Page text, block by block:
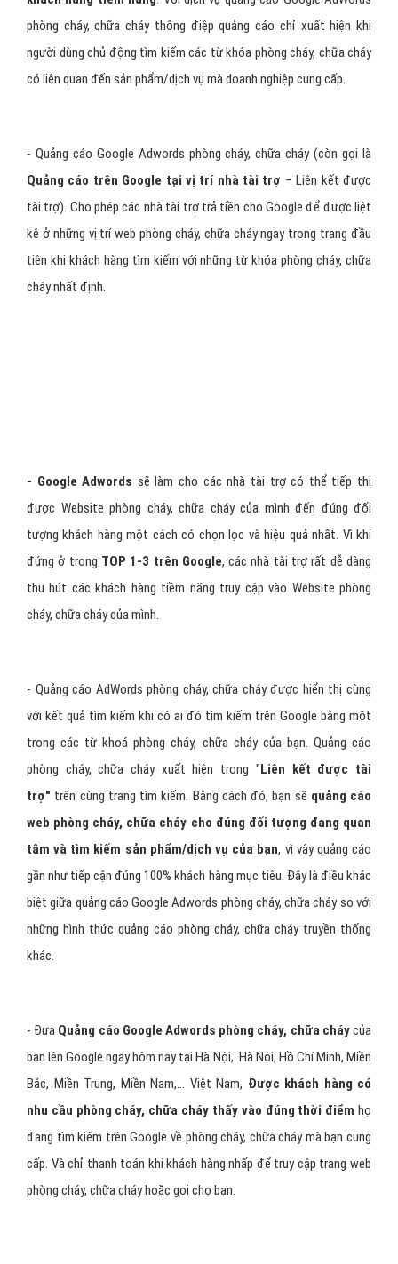
- Quảng cáo phòng cháy, chữa cháy trên công cụ tìm kiếm Google
là kênh truyền thông đặc biệt hiệu quả để
doanh nghiệp phòng
cháy, chữa cháy quảng bá sản phẩm/dịch vụ đến đúng
khách hàng tiềm năng
. Với dịch vụ quảng cáo Google AdWords
- Quảng cáo Google Adwords phòng cháy, chữa cháy (còn gọi là
Quảng cáo trên Google tại vị trí nhà tài trợ– Liên kết được
tài trợ). Cho phép các nhà tài trợ trả tiền cho Google để được liệt
- Google Adwordssẽ làm cho các nhà tài trợ có thể tiếp thị
được Website phòng cháy, chữa cháy của mình đến đúng đối
tượng khách hàng một cách có chọn lọc và hiệu quả nhất. Vì khi
đứng ở trong
- Quảng cáo AdWords phòng cháy, chữa cháy được hiển thị cùng
với kết quả tìm kiếm khi có ai đó tìm kiếm trên Google bằng một
trong các từ khoá phòng cháy, chữa cháy của bạn. Quảng cáo
phòng cháy, chữa cháy xuất hiện trong "Liên kết được tài
trợ"trên cùng trang tìm kiếm. Bằng cách đó, bạn sẽ